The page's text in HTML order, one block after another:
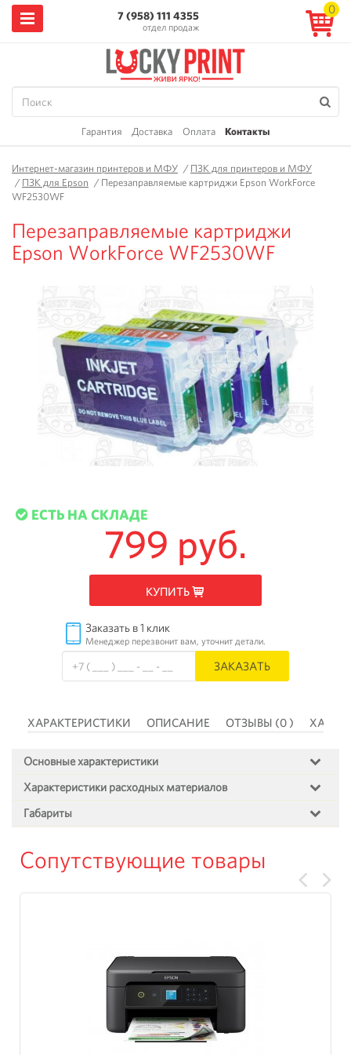
7 (958) 111 4355
отдел продаж
0
Гарантия Доставка Оплата Контакты
Интернет-магазин принтеров и МФУ /ПЗК для принтеров и МФУ
/ПЗК для Epson /Перезаправляемые картриджи Epson WorkForce
WF2530WF
Перезаправляемые картриджи
Epson WorkForce WF2530WF
ЕСТЬ НА СКЛАДЕ
799 руб.
КУПИТЬ
Заказать в 1 клик
Менеджер перезвонит вам, уточнит детали.
ЗАКАЗАТЬ
ХАРАКТЕРИСТИКИ ОПИСАНИЕ ОТЗЫВЫ (0 )
Основные характеристики
Характеристики расходных материалов
Габариты
Сопутствующие товары